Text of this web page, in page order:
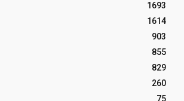
1693
1614
903
855
829
260
75